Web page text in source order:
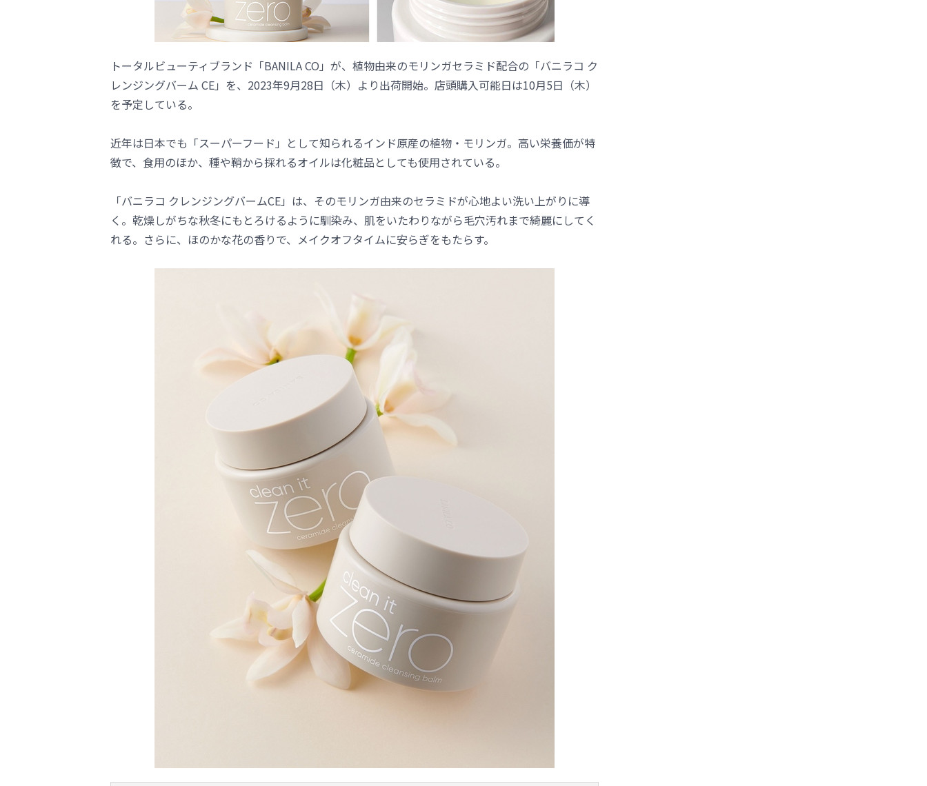
トータルビューティブランド「BANILA CO」が、植物由来のモリンガセラミド配合の「バニラコ ク
レンジングバーム CE」を、2023年9月28日（木）より出荷開始。店頭購入可能日は10月5日（木）
を予定している。
近年は日本でも「スーパーフード」として知られるインド原産の植物・モリンガ。高い栄養価が特
徴で、食用のほか、種や鞘から採れるオイルは化粧品としても使用されている。
「バニラコ クレンジングバームCE」は、そのモリンガ由来のセラミドが心地よい洗い上がりに導
く。乾燥しがちな秋冬にもとろけるように馴染み、肌をいたわりながら毛穴汚れまで綺麗にしてく
れる。さらに、ほのかな花の香りで、メイクオフタイムに安らぎをもたらす。